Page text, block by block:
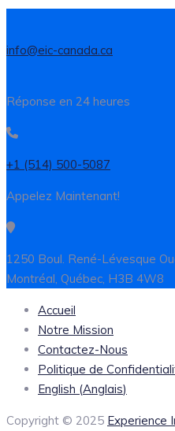
info@eic-canada.ca
Réponse en 24 heures
+1 (514) 500-5087
Appelez Maintenant!
1250 Boul. René-Lévesque
Montréal, Québec, H3B 4W8
Accueil
Notre Mission
Contactez-Nous
Politique de
English (Anglais)
Copyright © 2025 Experience